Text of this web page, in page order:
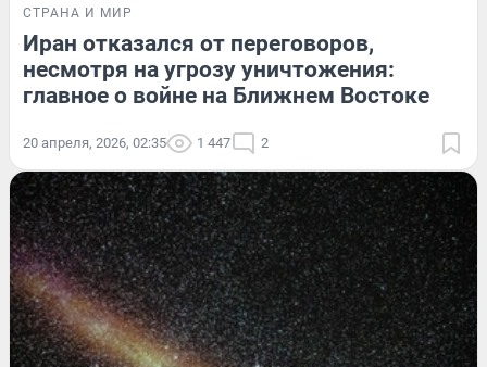
СТРАНА И МИР
Иран отказался от переговоров,
несмотря на угрозу уничтожения:
главное о войне на Ближнем Востоке
20 апреля, 2026, 02:35 1 447 2